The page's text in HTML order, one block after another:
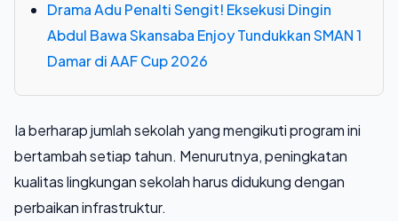
Drama Adu Penalti Sengit! Eksekusi Dingin
Abdul Bawa Skansaba Enjoy Tundukkan SMAN 1
Damar di AAF Cup 2026
Ia berharap jumlah sekolah yang mengikuti program ini
bertambah setiap tahun. Menurutnya, peningkatan
kualitas lingkungan sekolah harus didukung dengan
perbaikan infrastruktur.